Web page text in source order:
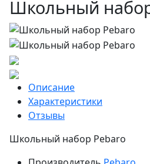
Школьный
Описание
Характеристики
Отзывы
Школьный набор Pebaro